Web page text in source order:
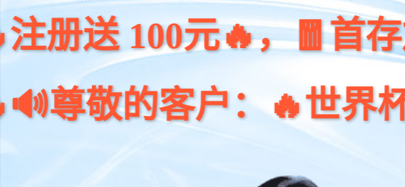
元🔥，🧧首存加赠
客户：🔥世界杯免费